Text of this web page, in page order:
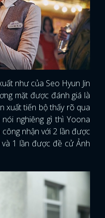
như của Seo Hyun Jin
mặt được đánh giá là
xuất tiến bộ thấy rõ qua
nghiêng gì thì Yoona
nhận với 2 lần được
và 1 lần được đề cử Ảnh